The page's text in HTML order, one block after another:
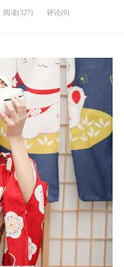
阅读(327) 评论(0)